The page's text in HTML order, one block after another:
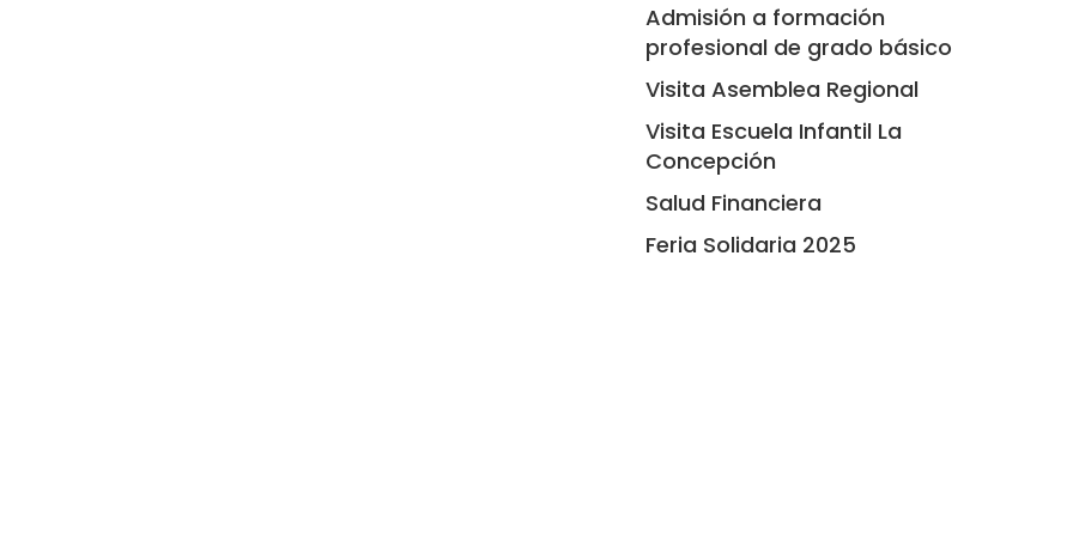
Admisión a formación
profesional de grado básico
Visita Asemblea Regional
Visita Escuela Infantil La
Concepción
Salud Financiera
Feria Solidaria 2025